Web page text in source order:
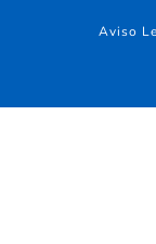
Aviso